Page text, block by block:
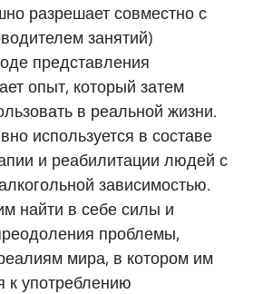
разрешает совместно с
занятий)
представления
опыт, который затем
в реальной жизни.
используется в составе
и реабилитации людей с
зависимостью.
найти в себе силы и
проблемы,
мира, в котором им
к употреблению